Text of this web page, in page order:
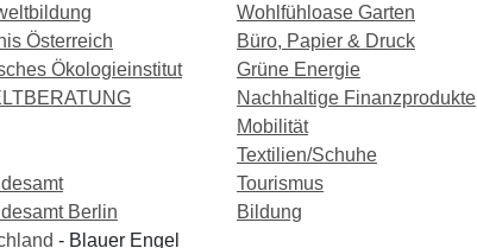
Österreich
Ökologieinstitut
Berlin
- Blauer Engel
Wohlfühloase Garten
Büro, Papier & Druck
Grüne Energie
Nachhaltige Finanzprodukte
Mobilität
Textilien/Schuhe
Tourismus
Bildung